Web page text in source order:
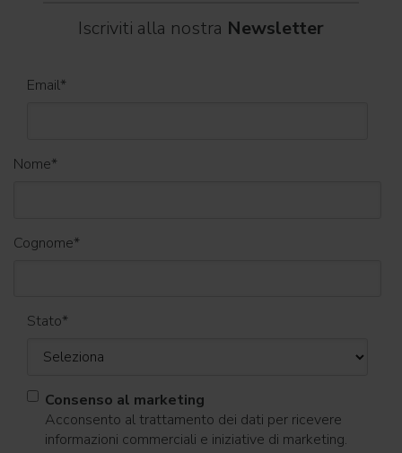
Iscriviti alla nostra Newsletter
Email*
Nome*
Cognome*
Stato*
Consenso al marketing
Acconsento al trattamento dei dati per ricevere
informazioni commerciali e iniziative di marketing.